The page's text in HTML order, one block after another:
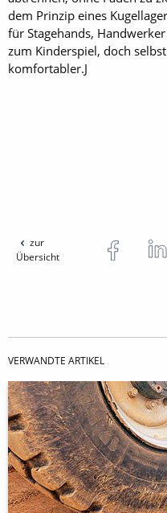
dem Prinzip eines
für Stagehands,
zum Kinderspiel, doch
komfortabler.J
zur
Übersicht
VERWANDTE ARTIKEL